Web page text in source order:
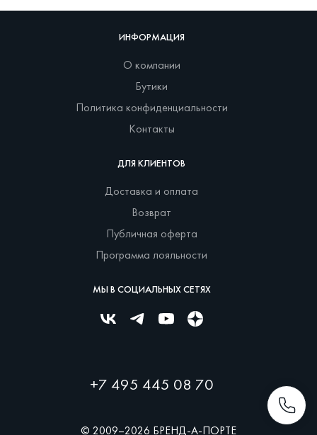
ИНФОРМАЦИЯ
О компании
Бутики
Политика конфиденциальности
Контакты
ДЛЯ КЛИЕНТОВ
Доставка и оплата
Возврат
Публичная оферта
Программа лояльности
МЫ В СОЦИАЛЬНЫХ СЕТЯХ
+7 495 445 08 70
© 2009–2026 БРЕНД-А-ПОРТЕ